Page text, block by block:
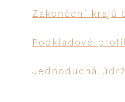
Zakončení krajů
Podkladové
Jednoduchá